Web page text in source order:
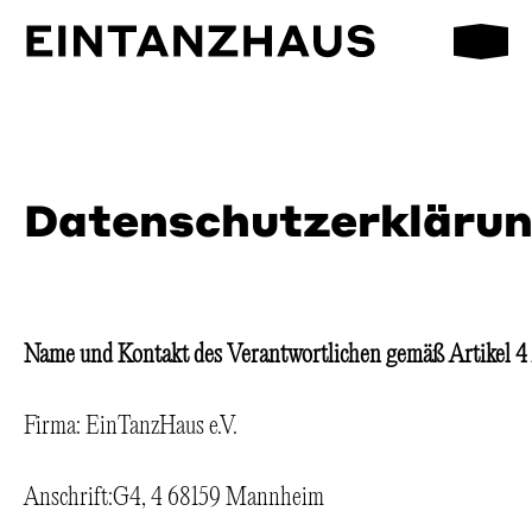
EinTanzHaus e.V.
Name und Kontakt des Verantwortlichen gemäß Artikel
Firma: EinTanzHaus e.V.
Anschrift:G4, 4 68159 Mannheim